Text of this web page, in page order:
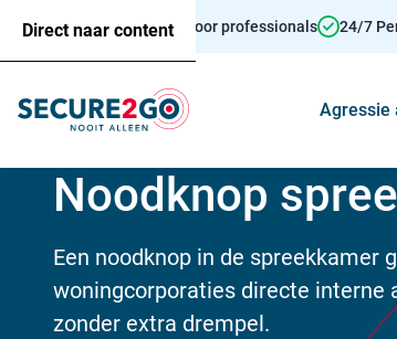
Direct naar content
Persoonsalarmering voor professionals 24/7
Agressie
Noodknop
Een noodknop in de spreekkamer
woningcorporaties directe interne
zonder extra drempel.